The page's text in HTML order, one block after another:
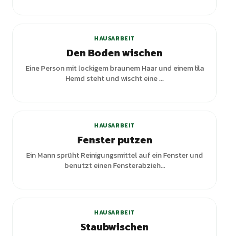
HAUSARBEIT
Den Boden wischen
Eine Person mit lockigem braunem Haar und einem lila
Hemd steht und wischt eine ...
HAUSARBEIT
Fenster putzen
Ein Mann sprüht Reinigungsmittel auf ein Fenster und
benutzt einen Fensterabzieh...
HAUSARBEIT
Staubwischen